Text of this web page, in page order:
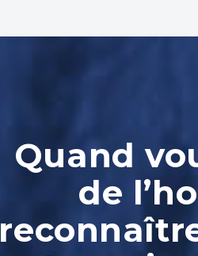
Quand
de